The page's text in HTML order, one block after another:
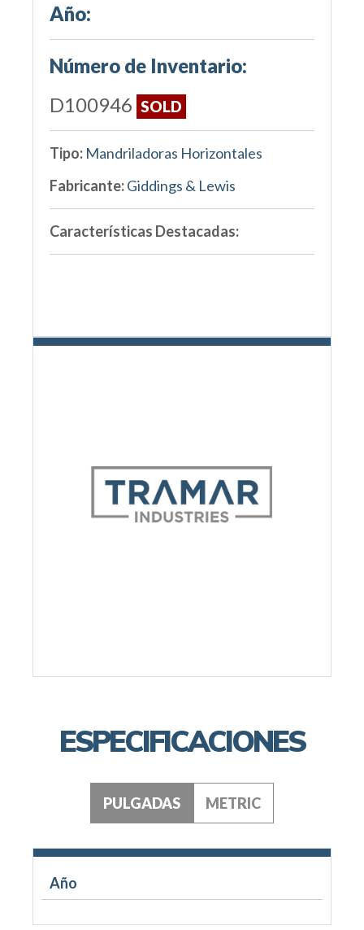
Año:
Número de Inventario:
D100946 SOLD
Tipo: Mandriladoras Horizontales
Fabricante:Giddings & Lewis
Características Destacadas:
ESPECIFICACIONES
PULGADAS METRIC
Año